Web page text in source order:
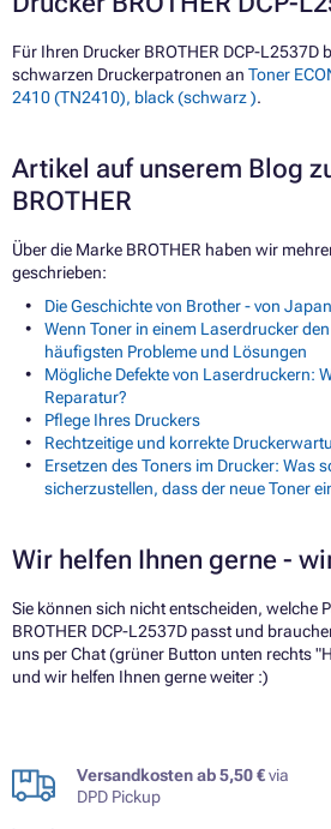
Für Ihren Drucker BROTHER DCP-L2537D
schwarzen Druckerpatronen an Toner
2410 (TN2410), black (schwarz ).
Artikel auf unserem Blog
BROTHER
Über die Marke BROTHER haben wir
geschrieben:
Die Geschichte von Brother - von
Wenn Toner in einem Laserdrucker
häufigsten Probleme und Lösungen
Mögliche Defekte von Laserdruckern:
Reparatur?
Pflege Ihres Druckers
Rechtzeitige und korrekte
Ersetzen des Toners im Drucker: Was
sicherzustellen, dass der neue Toner
Wir helfen Ihnen gerne -
Sie können sich nicht entscheiden, welche
BROTHER DCP-L2537D passt und
uns per Chat (grüner Button unten rechts
und wir helfen Ihnen gerne weiter :)
Versandkosten ab 5,50 €via
DPD Pickup